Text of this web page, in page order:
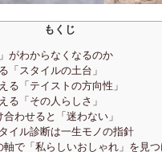
もくじ
がわからなくなるのか
「スタイルの土台」
る「テイストの方向性」
る「その人らしさ」
わせると「迷わない」
イル診断は一生モノの指針
で「私らしいおしゃれ」を見つ